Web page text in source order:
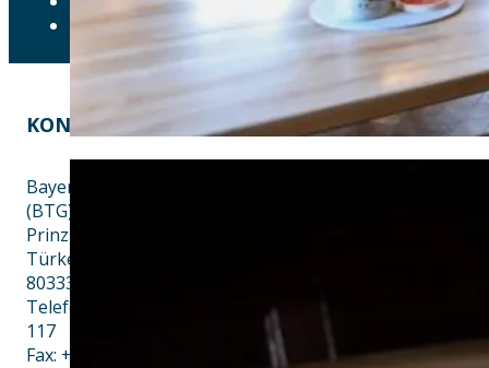
ERKLÄRUNG ZUR BARRIEREFREIHEIT
KONTAKT EINE INITIATIVE VON
Bayern Tourist Gmbh
(BTG)
Prinz-Ludwig-Palais
Türkenstraße 7
80333 München
Telefon: +49 89 28760-
117
Fax: +49 89 28760-121